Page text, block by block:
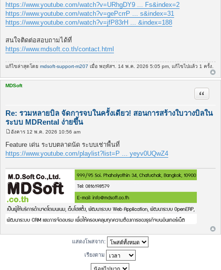
https://www.youtube.com/watch?v=URhgDY9 ... Fs&index=2
https://www.youtube.com/watch?v=gePcrrP ... s&index=31
https://www.youtube.com/watch?v=jfP83rH ... &index=188
สนใจติดต่อสอบถามได้ที่
https://www.mdsoft.co.th/contact.html
แก้ไขล่าสุดโดย mdsoft-support-m207 เมื่อ พฤหัสฯ. 14 พ.ค. 2026 5:05 pm, แก้ไขไปแล้ว 1 ครั้ง.
MDSoft
Re: รวมหลายบิล จัดการจบในครั้งเดียว! สอนการสร้างใบวางบิลใน
ระบบ MDRental ง่ายขึ้น
อ้างคำ
ส
ต์
อังคาร 12 พ.ค. 2026 10:56 am
Feature เด่น ระบบตลาดนัด ระบบเช่าพื้นที่
https://www.youtube.com/playlist?list=P ... yeyv0UQwZ4
แสดงโพสจาก:
เรียงตาม